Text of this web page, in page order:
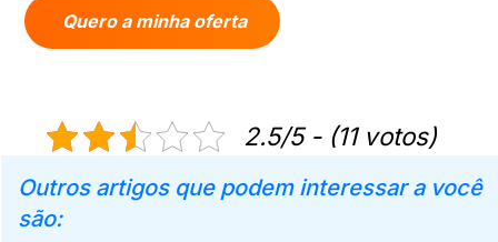
Quero a minha oferta
2.5/5 - (11 votos)
Outros artigos que podem interessar a você
são: